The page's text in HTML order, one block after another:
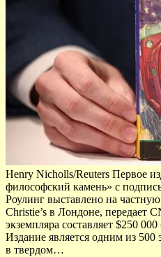
Henry Nicholls/Reuters Первое
философский камень» с
Роулинг выставлено на
Christie’s в Лондоне, передает
экземпляра составляет $250
Издание является одним из 500
в твердом…